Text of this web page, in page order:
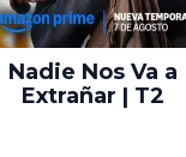
Nadie Nos Va a
Extrañar | T2